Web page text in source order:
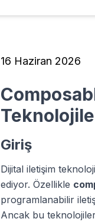
16 Haziran 2026
Giriş
Dijital iletişim
ediyor. Özellikle
programlanabilir
Ancak bu